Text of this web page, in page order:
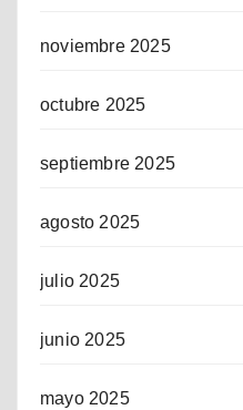
noviembre 2025
octubre 2025
septiembre 2025
agosto 2025
julio 2025
junio 2025
mayo 2025